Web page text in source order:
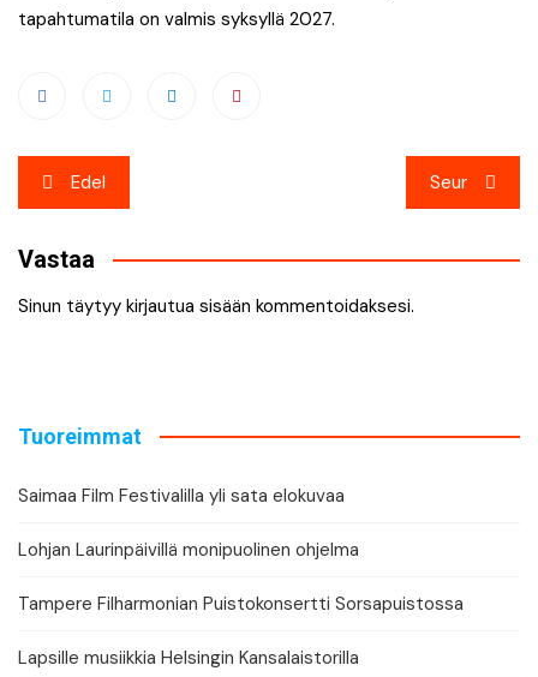
tapahtumatila on valmis syksyllä 2027.
Artikkelien
selaus
Edel Seur
Vastaa
Sinun täytyy kirjautua sisään kommentoidaksesi.
Tuoreimmat
Saimaa Film Festivalilla yli sata elokuvaa
Lohjan Laurinpäivillä monipuolinen ohjelma
Tampere Filharmonian Puistokonsertti Sorsapuistossa
Lapsille musiikkia Helsingin Kansalaistorilla